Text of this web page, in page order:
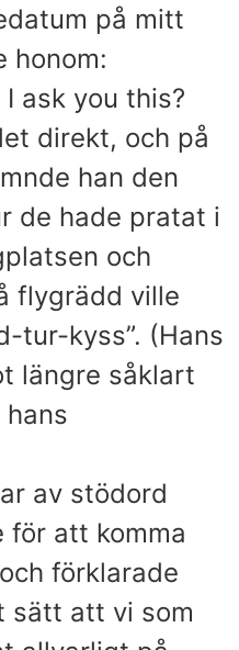
på mitt
honom:
ask you this?
direkt, och på
han den
de hade pratat i
och
flygrädd ville
tur-kyss”. (Hans
längre såklart
av stödord
för att komma
förklarade
sätt att vi som